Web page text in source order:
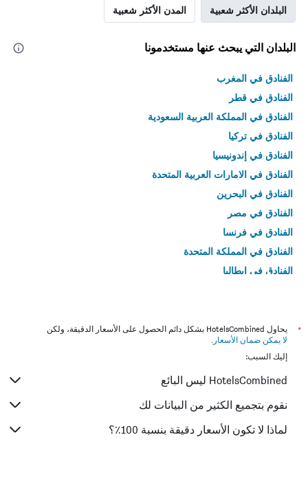
البلدان الأكثر شعبية المدن الأكثر شعبية
البلدان التي يبحث عنها مستخدمونا
الفنادق في المغرب
الفنادق في قطر
الفنادق في المملكة العربية السعودية
الفنادق في تركيا
الفنادق في إندونيسيا
الفنادق في الامارات العربية المتحدة
الفنادق في البحرين
الفنادق في مصر
الفنادق في فرنسا
الفنادق في المملكة المتحدة
الفنادق في إيطاليا
*
يحاول HotelsCombined بشكل دائم الحصول على الأسعار الدقيقة، ولكن
لا يمكن ضمان الأسعار .
إليك السبب:
HotelsCombined ليس البائع
نقوم بتجميع الكثير من البيانات لك
لماذا لا تكون الأسعار دقيقة بنسبة 100٪؟